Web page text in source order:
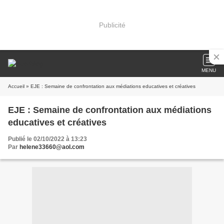
Publicité
MENU
Accueil » EJE : Semaine de confrontation aux médiations educatives et créatives
EJE : Semaine de confrontation aux médiations
educatives et créatives
Publié le 02/10/2022 à 13:23
Par helene33660@aol.com